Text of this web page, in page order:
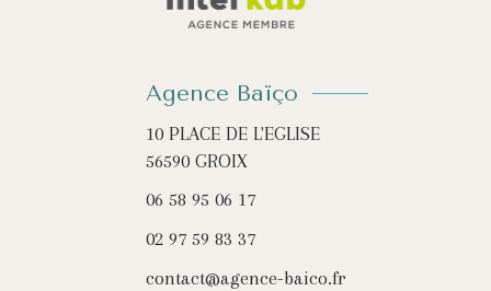
Agence Baïço
10 PLACE DE L'EGLISE
56590 GROIX
06 58 95 06 17
02 97 59 83 37
contact@agence-baico.fr